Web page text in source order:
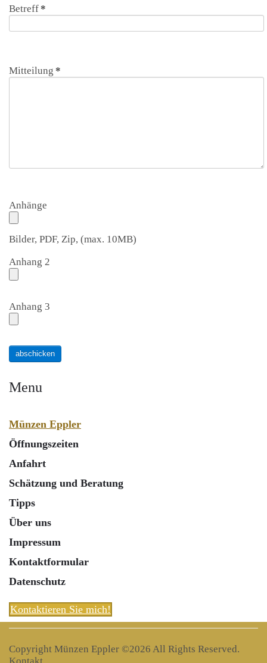
Betreff *
Mitteilung *
Anhänge
Bilder, PDF, Zip, (max. 10MB)
Anhang 2
Anhang 3
abschicken
Menu
Münzen Eppler
Öffnungszeiten
Anfahrt
Schätzung und Beratung
Tipps
Über uns
Impressum
Kontaktformular
Datenschutz
Kontaktieren Sie mich!
Copyright Münzen Eppler ©2026 All Rights Reserved.